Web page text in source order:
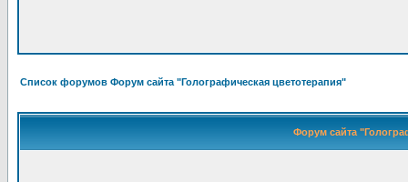
Список форумов Форум сайта "Голографическая цветотерапия"
Форум сайта